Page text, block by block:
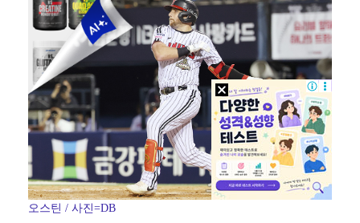
폭로자 "황정민, 본인 말에 책임져야…내가 사생활에 초…
'주장 완장' 김민재, 한국 떠나기 전 뮌헨 동료들에게…
방은희, 6년 지나도 생생한 母 고독사 아픔…끝내 오열…
오스틴 / 사진=DB